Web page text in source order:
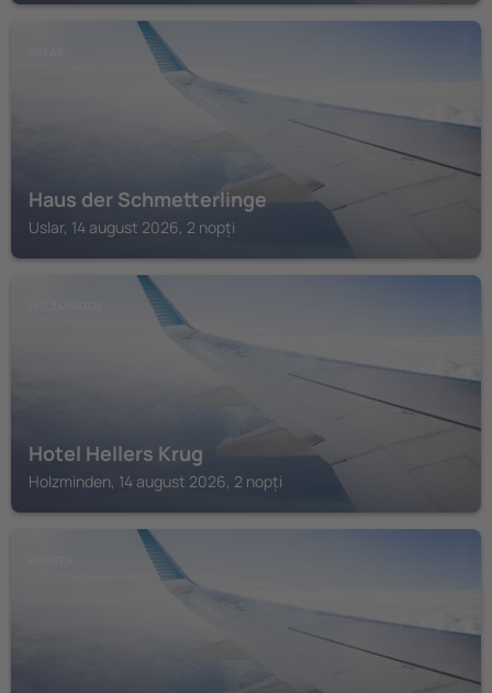
Haus der Schmetterlinge
Uslar, 14 august 2026, 2 nopți
Hotel Hellers Krug
Holzminden, 14 august 2026, 2 nopți